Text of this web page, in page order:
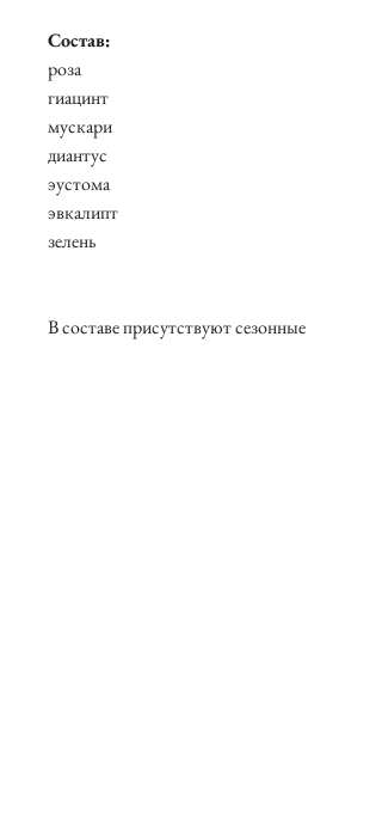
Состав:
роза
гиацинт
мускари
диантус
эустома
эвкалипт
зелень
В составе присутствуют сезонные